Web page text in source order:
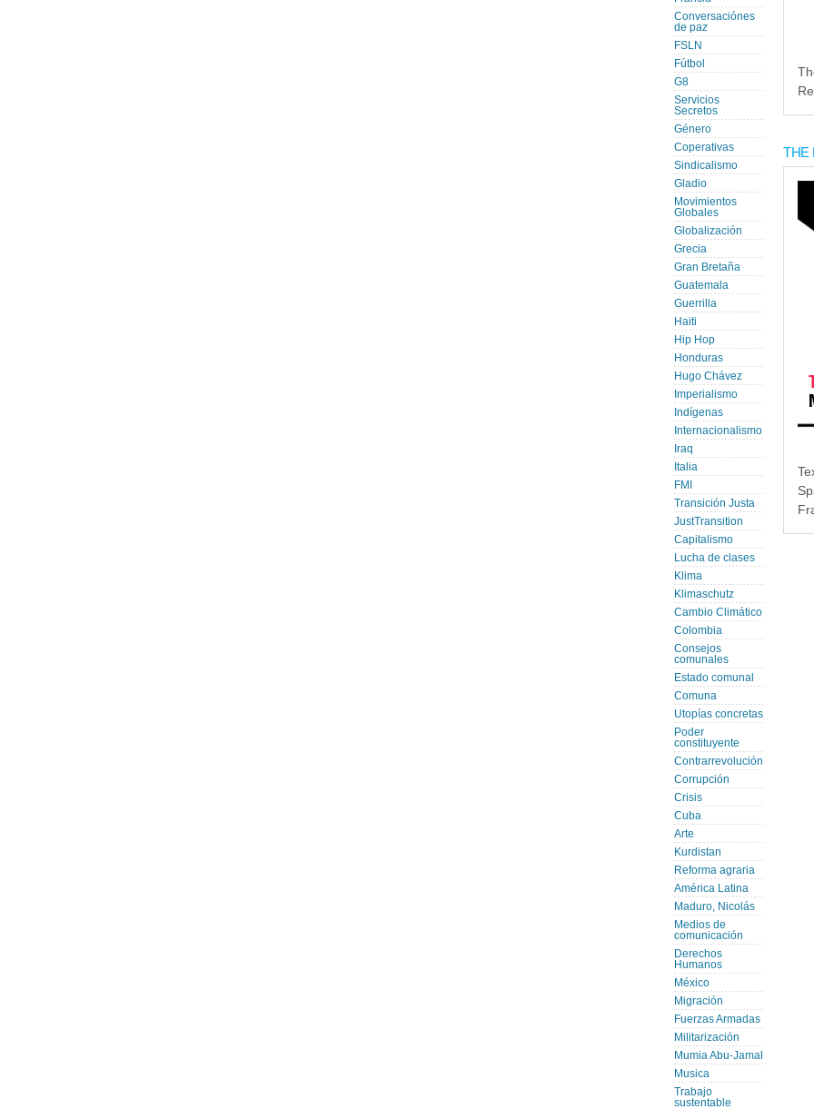
Conversaciónes
de paz
FSLN
Fútbol
G8
Servicios
Secretos
Género
Coperativas
Sindicalismo
Gladio
Movimientos
Globales
Globalización
Grecia
Gran Bretaña
Guatemala
Guerrilla
Haiti
Hip Hop
Honduras
Hugo Chávez
Imperialismo
Indígenas
Internacionalismo
Iraq
Italia
FMI
Transición Justa
JustTransition
Capitalismo
Lucha de clases
Klima
Klimaschutz
Cambio Climático
Colombia
Consejos
comunales
Estado comunal
Comuna
Utopías concretas
Poder
constituyente
Contrarrevolución
Corrupción
Crisis
Cuba
Arte
Kurdistan
Reforma agraria
América Latina
Maduro, Nicolás
Medios de
comunicación
Derechos
Humanos
México
Migración
Fuerzas Armadas
Militarización
Mumia Abu-Jamal
Musica
Trabajo
sustentable
THE